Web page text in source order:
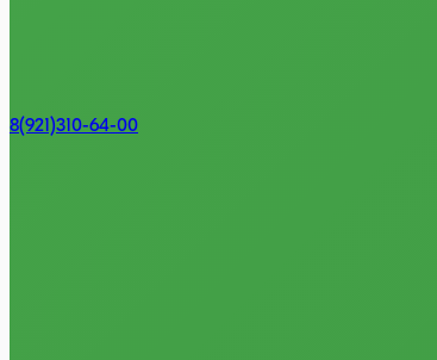
8(921)310-64-00